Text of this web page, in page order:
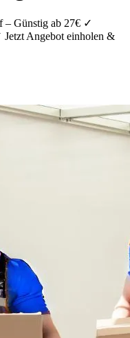
– Günstig ab 27€ ✓
Jetzt Angebot einholen &